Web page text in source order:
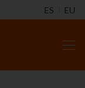
ES EU